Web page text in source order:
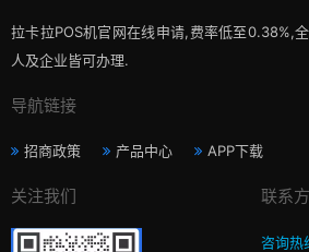
拉卡拉POS机官网在线申请,费率低至0.38%,
人及企业皆可办理.
导航链接
招商政策 产品中心 APP下载
关注我们 联系
咨询